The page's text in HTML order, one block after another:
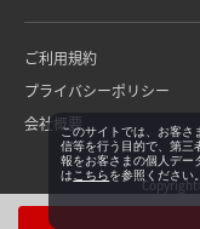
ご利用規約
プライバシーポリシー
会社概要このサイトでは、お客さ
信等を行う目的で、第三
報をお客さまの個人デー
は こちらを参照ください。